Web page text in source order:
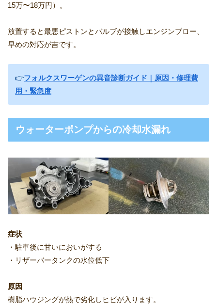
15万〜18万円）。
放置すると最悪ピストンとバルブが接触しエンジンブロー、
早めの対応が吉です。
👉フォルクスワーゲンの異音診断ガイド｜原因・修理費
用・緊急度
ウォーターポンプからの冷却水漏れ
症状
・駐車後に甘いにおいがする
・リザーバータンクの水位低下
原因
樹脂ハウジングが熱で劣化しヒビが入ります。